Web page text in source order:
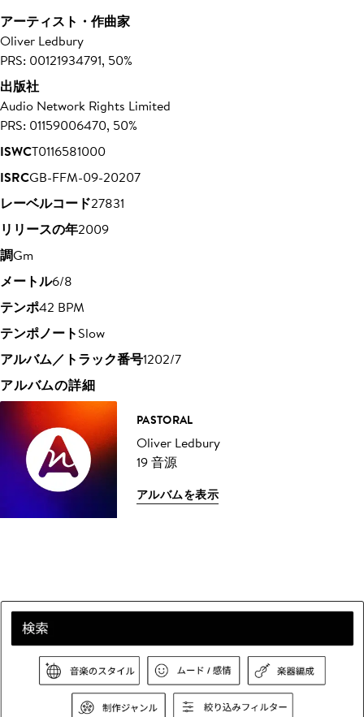
アーティスト・作曲家
Oliver Ledbury
PRS: 00121934791, 50%
出版社
Audio Network Rights Limited
PRS: 01159006470, 50%
ISWCT0116581000
ISRCGB-FFM-09-20207
レーベルコード27831
リリースの年2009
調Gm
メートル6/8
テンポ42 BPM
テンポノートSlow
アルバム／トラック番号1202/7
アルバムの詳細
PASTORAL
Oliver Ledbury
19 音源
アルバムを表示